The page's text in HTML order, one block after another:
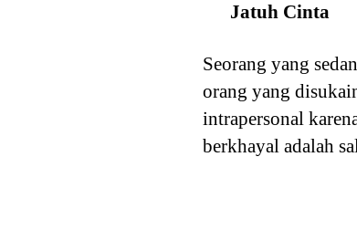
Jatuh Cinta
Seorang yang
orang yang
intrapersonal
berkhayal adalah